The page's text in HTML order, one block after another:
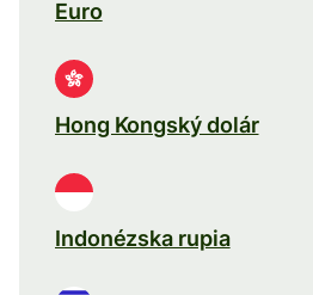
Euro
Hong Kongský dolár
Indonézska rupia